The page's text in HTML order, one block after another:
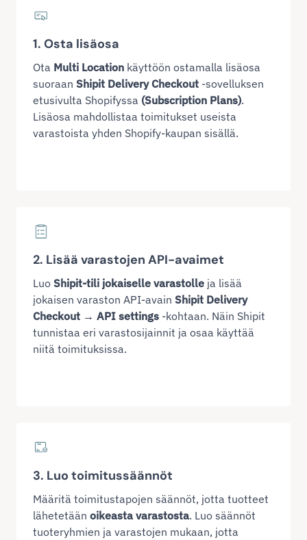
1. Osta lisäosa
Ota Multi Location käyttöön ostamalla lisäosa
suoraan Shipit Delivery Checkout -sovelluksen
etusivulta Shopifyssa (Subscription Plans).
Lisäosa mahdollistaa toimitukset useista
varastoista yhden Shopify-kaupan sisällä.
2. Lisää varastojen API-avaimet
Luo Shipit-tili jokaiselle varastolle ja lisää
jokaisen varaston API-avain Shipit Delivery
Checkout → API settings -kohtaan. Näin Shipit
tunnistaa eri varastosijainnit ja osaa käyttää
niitä toimituksissa.
3. Luo toimitussäännöt
Määritä toimitustapojen säännöt, jotta tuotteet
lähetetään oikeasta varastosta. Luo säännöt
tuoteryhmien ja varastojen mukaan, jotta